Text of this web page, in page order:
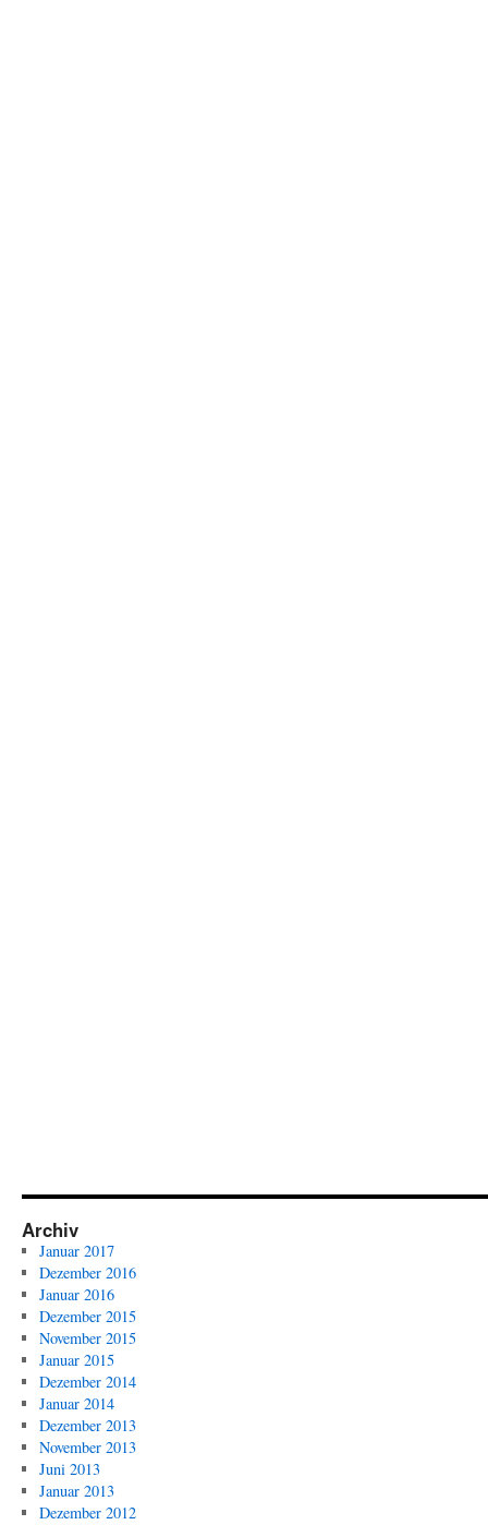
Archiv
Januar 2017
Dezember 2016
Januar 2016
Dezember 2015
November 2015
Januar 2015
Dezember 2014
Januar 2014
Dezember 2013
November 2013
Juni 2013
Januar 2013
Dezember 2012